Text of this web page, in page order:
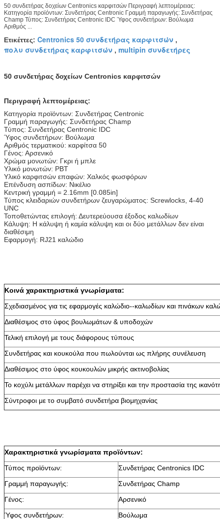
50 συνδετήρας δοχείων Centronics καρφιτσών Περιγραφή λεπτομέρειας:
Κατηγορία προϊόντων: Συνδετήρας Centronic Γραμμή παραγωγής: Συνδετήρας
Champ Τύπος: Συνδετήρας Centronic IDC Ύφος συνδετήρων: Βούλωμα
Αριθμός ...
Ετικέττες: Centronics 50 συνδετήρας καρφιτσών ,
πολυ συνδετήρας καρφιτσών , multipin συνδετήρες
50 συνδετήρας δοχείων Centronics καρφιτσών
Περιγραφή λεπτομέρειας:
Κατηγορία προϊόντων: Συνδετήρας Centronic
Γραμμή παραγωγής: Συνδετήρας Champ
Τύπος: Συνδετήρας Centronic IDC
Ύφος συνδετήρων: Βούλωμα
Αριθμός τερματικού: καρφίτσα 50
Γένος: Αρσενικό
Χρώμα μονωτών: Γκρι ή μπλε
Υλικό μονωτών: PBT
Υλικό καρφιτσών επαφών: Χαλκός φωσφόρων
Επένδυση ασπίδων: Νικέλιο
Κεντρική γραμμή = 2.16mm [0.085in]
Τύπος κλειδαριών συνδετήρων ζευγαρώματος: Screwlocks, 4-40
UNC
Τοποθετώντας επιλογή: Δευτερεύουσα έξοδος καλωδίων
Κάλυψη: Η κάλυψη ή καμία κάλυψη και οι δύο μετάλλων δεν είναι
διαθέσιμη
Εφαρμογή: RJ21 καλώδιο
Κοινά χαρακτηριστικά γνωρίσματα:
Σχεδιασμένος για τις εφαρμογές καλώδιο--καλωδίων και πινάκων
Διαθέσιμος στο ύφος βουλωμάτων & υποδοχών
Τελική επιλογή με τους διάφορους τύπους
Συνδετήρας και κουκούλα που πωλούνται ως πλήρης συνέλευση
Διαθέσιμος στο ύφος κουκουλών μικρής ακτινοβολίας
Το κοχύλι μετάλλων παρέχει να στηρίξει και την προστασία της
Σύντροφοι με το συμβατό συνδετήρα βιομηχανίας
Χαρακτηριστικά γνωρίσματα προϊόντων:
Τύπος προϊόντων:
Συνδετήρας Centronics IDC
Γραμμή παραγωγής:
Συνδετήρας Champ
Γένος:
Αρσενικό
Ύφος συνδετήρων:
Βούλωμα